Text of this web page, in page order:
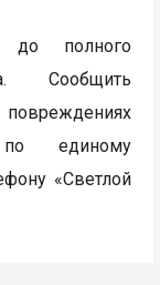
до полного
Сообщить
по единому
«Светлой